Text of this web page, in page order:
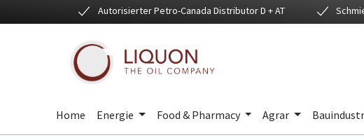
Hauptinhalt springen
Zur Suche springen
Zur Hauptnavigation springenAutorisierter Petro-Canada Distributor D + AT
Home Energie Food & Pharmacy Agrar